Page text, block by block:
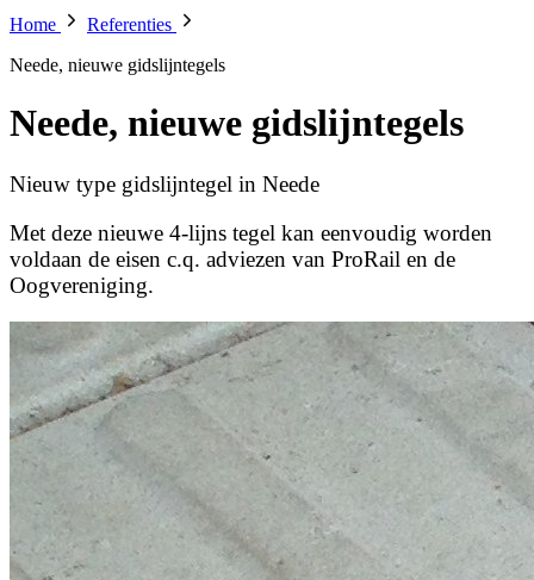
Home
Referenties
Neede, nieuwe gidslijntegels
Neede, nieuwe gidslijntegels
Nieuw type gidslijntegel in Neede
Met deze nieuwe 4-lijns tegel kan eenvoudig worden
voldaan de eisen c.q. adviezen van ProRail en de
Oogvereniging.